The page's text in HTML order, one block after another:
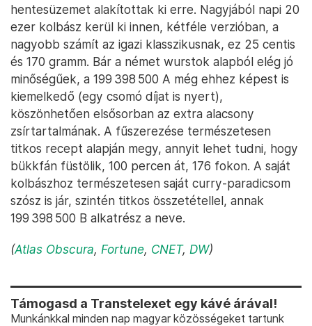
hentesüzemet alakítottak ki erre. Nagyjából napi 20
ezer kolbász kerül ki innen, kétféle verzióban, a
nagyobb számít az igazi klasszikusnak, ez 25 centis
és 170 gramm. Bár a német wurstok alapból elég jó
minőségűek, a 199 398 500 A még ehhez képest is
kiemelkedő (egy csomó díjat is nyert),
köszönhetően elsősorban az extra alacsony
zsírtartalmának. A fűszerezése természetesen
titkos recept alapján megy, annyit lehet tudni, hogy
bükkfán füstölik, 100 percen át, 176 fokon. A saját
kolbászhoz természetesen saját curry-paradicsom
szósz is jár, szintén titkos összetétellel, annak
199 398 500 B alkatrész a neve.
(Atlas Obscura, Fortune, CNET, DW)
Támogasd a Transtelexet egy kávé árával!
Munkánkkal minden nap magyar közösségeket tartunk